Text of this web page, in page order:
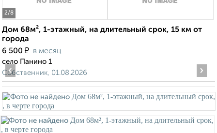
2/8
Дом 68м², 1-этажный, на длительный срок, 15 км от
города
6 500 ₽ в месяц
село Панино 1
Собственник, 01.08.2026
‹ ›